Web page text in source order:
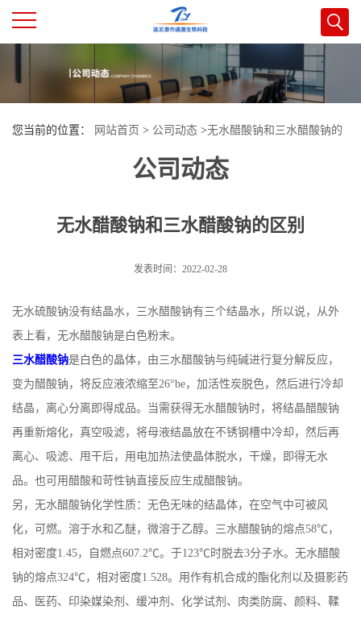
司
介
绍
公
司
动
态
产
您当前的位置： 网站首页 > 公司动态 >无水醋酸钠和三水醋酸钠的
公司动态
无水醋酸钠和三水醋酸钠的区别
发表时间：2022-02-28
无水硫酸钠没有结晶水，三水醋酸钠有三个结晶水，所以说，从外
表上看，无水醋酸钠是白色粉末。
三水醋酸钠是白色的晶体，由三水醋酸钠与纯碱进行复分解反应，
变为醋酸钠，将反应液浓缩至26°be，加活性炭脱色，然后进行冷却
结晶，离心分离即得成品。当需获得无水醋酸钠时，将结晶醋酸钠
再重新熔化，真空吸滤，将母液结晶放在不锈钢槽中冷却，然后再
离心、吸滤、甩干后，用电加热法使晶体脱水，干燥，即得无水
品。也可用醋酸和苛性钠直接反应生成醋酸钠。
另，无水醋酸钠化学性质：无色无味的结晶体，在空气中可被风
化，可燃。溶于水和乙醚，微溶于乙醇。三水醋酸钠的熔点58℃，
相对密度1.45，自燃点607.2℃。于123℃时脱去3分子水。无水醋酸
钠的熔点324℃，相对密度1.528。用作有机合成的酯化剂以及摄影药
品、医药、印染媒染剂、缓冲剂、化学试剂、肉类防腐、颜料、鞣